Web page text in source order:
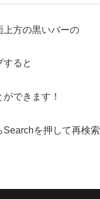
上方の黒いバーの
すると
できます！
Searchを押して再検索